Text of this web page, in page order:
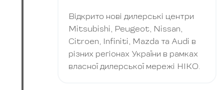
Відкрито нові дилерські центри
Mitsubishi, Peugeot, Nissan,
Citroen, Infiniti, Mazda та Audi в
різних регіонах України в рамках
власної дилерської мережі НІКО.